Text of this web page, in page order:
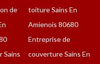
de
Sains
toiture Sains En
Amienois 80680
Entreprise de
couverture Sains En